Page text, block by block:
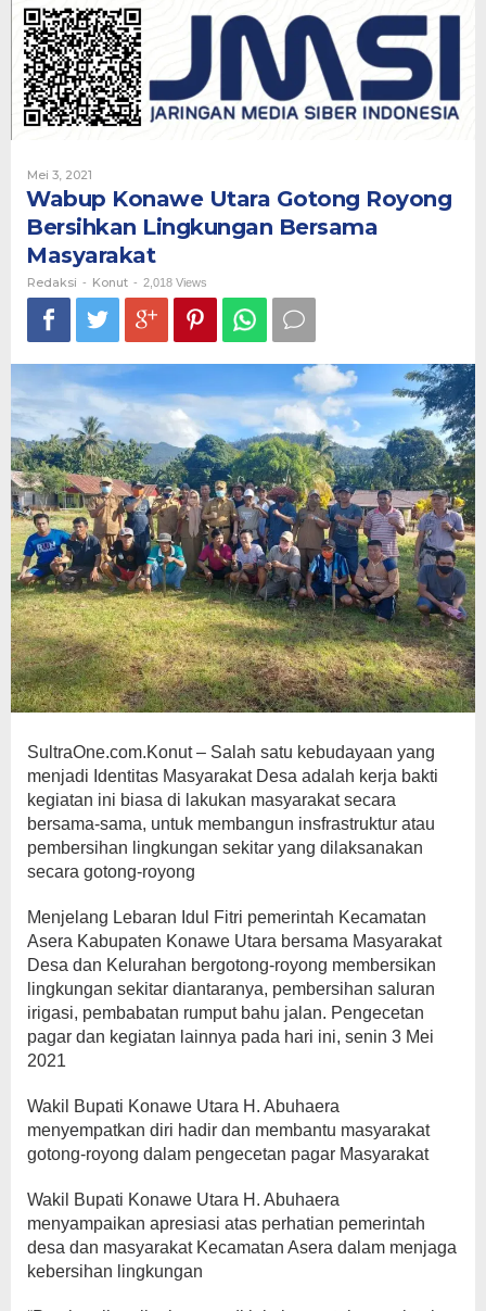
Royong
Bersihkan
Lingkungan
Bersama
Masyarakat
Mei 3, 2021
Wabup Konawe Utara Gotong Royong
Bersihkan Lingkungan Bersama
Masyarakat
Redaksi - Konut - 2,018 Views
SultraOne.com.Konut – Salah satu kebudayaan yang
menjadi Identitas Masyarakat Desa adalah kerja bakti
kegiatan ini biasa di lakukan masyarakat secara
bersama-sama, untuk membangun insfrastruktur atau
pembersihan lingkungan sekitar yang dilaksanakan
secara gotong-royong
Menjelang Lebaran Idul Fitri pemerintah Kecamatan
Asera Kabupaten Konawe Utara bersama Masyarakat
Desa dan Kelurahan bergotong-royong membersikan
lingkungan sekitar diantaranya, pembersihan saluran
irigasi, pembabatan rumput bahu jalan. Pengecetan
pagar dan kegiatan lainnya pada hari ini, senin 3 Mei
2021
Wakil Bupati Konawe Utara H. Abuhaera
menyempatkan diri hadir dan membantu masyarakat
gotong-royong dalam pengecetan pagar Masyarakat
Wakil Bupati Konawe Utara H. Abuhaera
menyampaikan apresiasi atas perhatian pemerintah
desa dan masyarakat Kecamatan Asera dalam menjaga
kebersihan lingkungan